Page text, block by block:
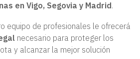
en Vigo, Segovia y Madrid.
equipo de profesionales le ofrecerá
necesario para proteger los
y alcanzar la mejor solución